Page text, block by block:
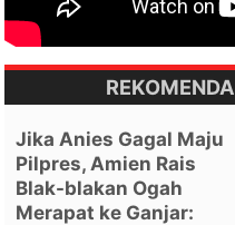
Jika Anies Gagal Maju
Pilpres, Amien Rais
Blak-blakan Ogah
Merapat ke Ganjar: